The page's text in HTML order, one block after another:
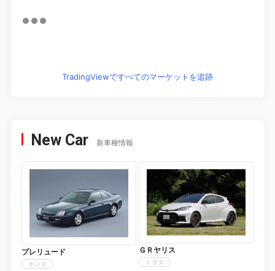
TradingViewですべてのマーケットを追跡
New Car 新車種情報
プレリュード
ホンダ
ＧＲヤリス
トヨタ